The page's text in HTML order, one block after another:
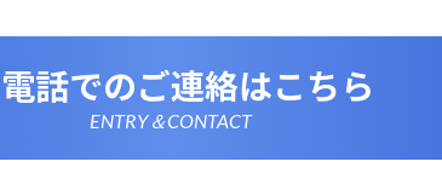
保護するため、必要な安全管理措置を講じます
コンテンツにおいてCookieを利用しています。
する情報であり、氏名・メールアドレス・住所・
ウザ設定からCookieを無効にすることが可能です。
LLCが提供するアクセス解析ツール「Googleア
話でのご連絡はこちら
ENTRY＆CONTACT